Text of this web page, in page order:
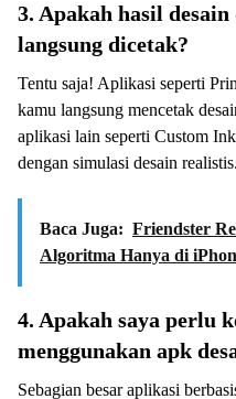
3. Apakah hasil
langsung dicetak?
Tentu saja! Aplikasi seperti
kamu langsung mencetak
aplikasi lain seperti Custom
dengan simulasi desain realistis.
Baca Juga: Friendster
Algoritma Hanya di
4. Apakah saya perlu
menggunakan apk
Sebagian besar aplikasi